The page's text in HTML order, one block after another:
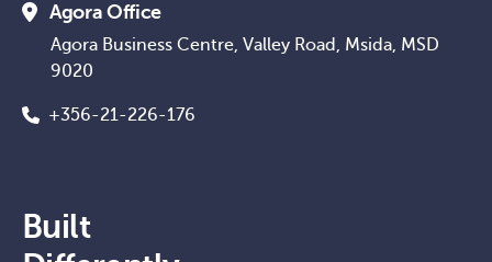
Agora Office
Agora Business Centre, Valley Road, Msida, MSD
9020
+356-21-226-176
Built